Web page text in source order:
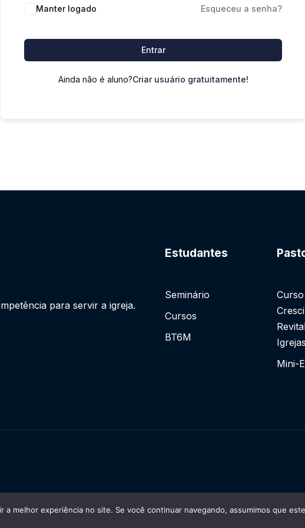
Manter logado Esqueceu a senha?
Entrar
Ainda não é aluno?Criar usuário gratuitamente!
para servir a igreja.
Estudantes
Seminário
Cursos
BT6M
Curso
Igrejas
Mini-
a melhor experiência no site. Se você continuar navegando, assumimos que